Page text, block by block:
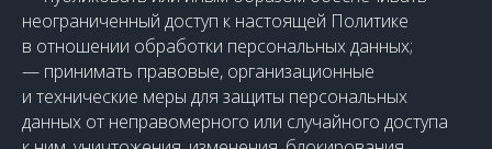
неограниченный доступ к настоящей Политике
в отношении обработки персональных данных;
— принимать правовые, организационные
и технические меры для защиты персональных
данных от неправомерного или случайного доступа